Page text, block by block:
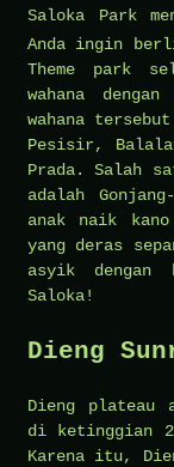
Saloka Park
Anda ingin
Theme park
wahana
wahana
Pesisir,
Prada. Salah
adalah
anak naik
yang deras
asyik dengan
Saloka!
Dieng
Dieng plateau
di ketinggian
Karena itu,